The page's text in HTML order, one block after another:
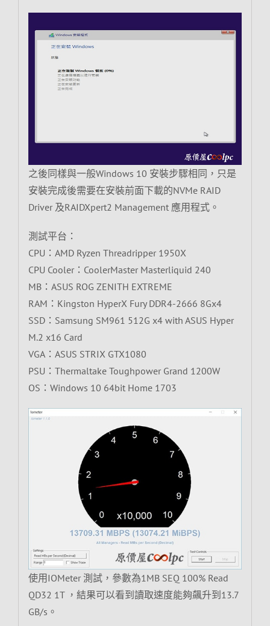
之後同樣與一般Windows 10 安裝步驟相同，只是
安裝完成後需要在安裝前面下載的NVMe RAID
Driver 及RAIDXpert2 Management 應用程式。
測試平台：
CPU：AMD Ryzen Threadripper 1950X
CPU Cooler：CoolerMaster Masterliquid 240
MB：ASUS ROG ZENITH EXTREME
RAM：Kingston HyperX Fury DDR4-2666 8Gx4
SSD：Samsung SM961 512G x4 with ASUS Hyper
M.2 x16 Card
VGA：ASUS STRIX GTX1080
PSU：Thermaltake Toughpower Grand 1200W
OS：Windows 10 64bit Home 1703
使用IOMeter 測試，參數為1MB SEQ 100% Read
QD32 1T ，結果可以看到讀取速度能夠飆升到13.7
GB/s。